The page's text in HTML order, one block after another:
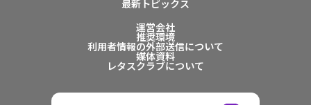
最新トピックス
運営会社
推奨環境
利用者情報の外部送信について
媒体資料
レタスクラブについて